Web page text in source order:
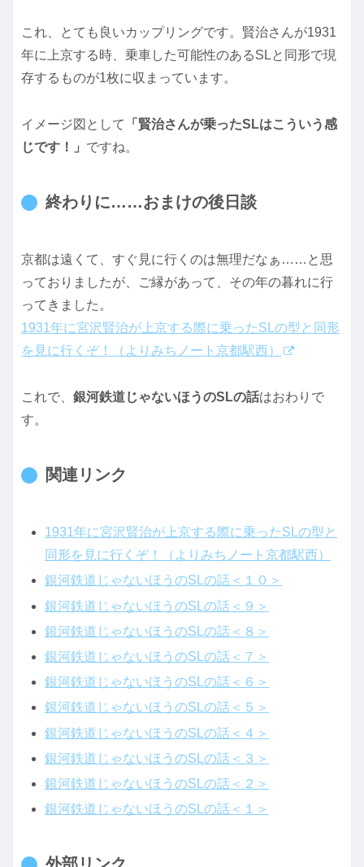
これ、とても良いカップリングです。賢治さんが1931
年に上京する時、乗車した可能性のあるSLと同形で現
存するものが1枚に収まっています。
イメージ図として
「賢治さんが乗ったSLはこういう感
じです！」 ですね。
終わりに……おまけの後日談
京都は遠くて、すぐ見に行くのは無理だなぁ……と思
っておりましたが、ご縁があって、その年の暮れに行
ってきました。
1931年に宮沢賢治が上京する際に乗ったSLの型と同形
を見に行くぞ！（よりみちノート京都駅西）
これで、 銀河鉄道じゃないほうのSLの話はおわりで
す。
関連リンク
1931年に宮沢賢治が上京する際に乗ったSLの型と
同形を見に行くぞ！（よりみちノート京都駅西）
銀河鉄道じゃないほうのSLの話＜１０＞
銀河鉄道じゃないほうのSLの話＜９＞
銀河鉄道じゃないほうのSLの話＜８＞
銀河鉄道じゃないほうのSLの話＜７＞
銀河鉄道じゃないほうのSLの話＜６＞
銀河鉄道じゃないほうのSLの話＜５＞
銀河鉄道じゃないほうのSLの話＜４＞
銀河鉄道じゃないほうのSLの話＜３＞
銀河鉄道じゃないほうのSLの話＜２＞
銀河鉄道じゃないほうのSLの話＜１＞